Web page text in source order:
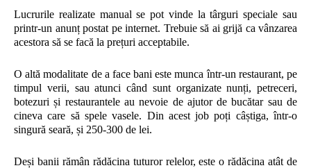
Lucrurile realizate manual se pot vinde la târguri speciale sau
printr-un anunț postat pe internet. Trebuie să ai grijă ca vânzarea
acestora să se facă la prețuri acceptabile.
O altă modalitate de a face bani este munca într-un restaurant, pe
timpul verii, sau atunci când sunt organizate nunți, petreceri,
botezuri și restaurantele au nevoie de ajutor de bucătar sau de
cineva care să spele vasele. Din acest job poți câștiga, într-o
singură seară, și 250-300 de lei.
Deși banii rămân rădăcina tuturor relelor, este o rădăcina atât de